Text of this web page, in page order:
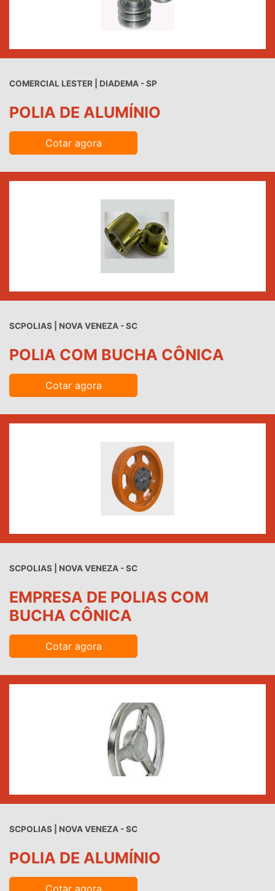
COMERCIAL LESTER | DIADEMA - SP
POLIA DE ALUMÍNIO
Cotar agora
SCPOLIAS | NOVA VENEZA - SC
POLIA COM BUCHA CÔNICA
Cotar agora
SCPOLIAS | NOVA VENEZA - SC
EMPRESA DE POLIAS COM
BUCHA CÔNICA
Cotar agora
SCPOLIAS | NOVA VENEZA - SC
POLIA DE ALUMÍNIO